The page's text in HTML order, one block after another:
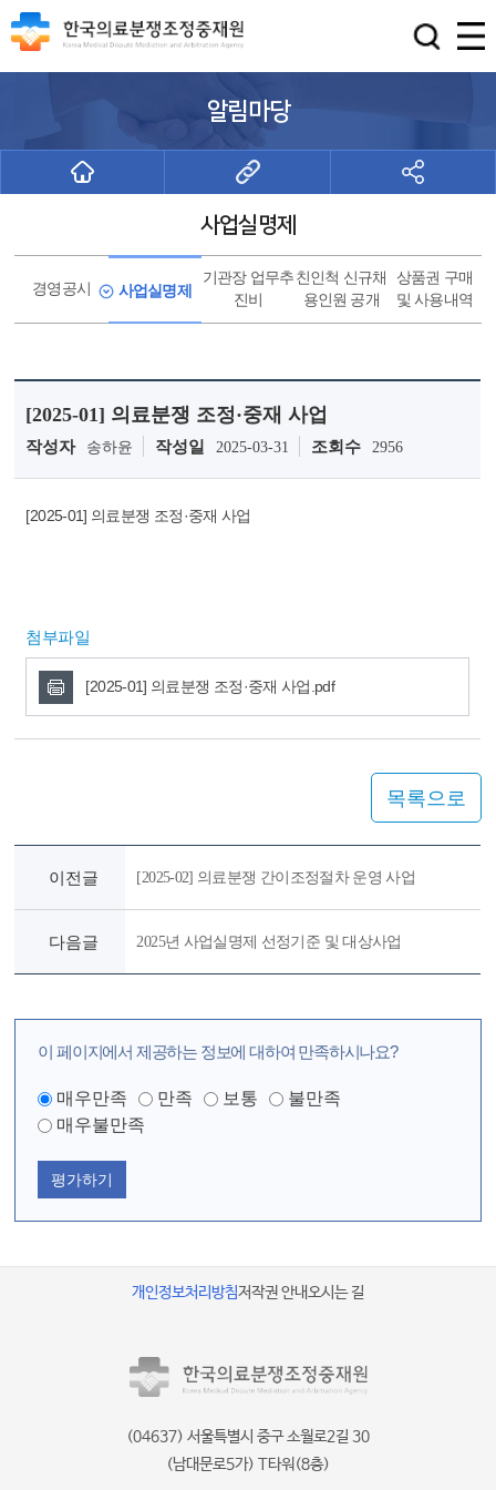
알림마당
사업실명제
경영공시 사업실명제
기관장 업무추
진비
친인척 신규채
용인원 공개
상품권 구매
및 사용내역
[2025-01] 의료분쟁 조정·중재 사업
작성자 송하윤 작성일 2025-03-31 조회수 2956
[2025-01] 의료분쟁 조정·중재 사업
첨부파일
[2025-01] 의료분쟁 조정·중재 사업.pdf
목록으로
이전글 [2025-02] 의료분쟁 간이조정절차 운영 사업
다음글 2025년 사업실명제 선정기준 및 대상사업
이 페이지에서 제공하는 정보에 대하여 만족하시나요?
매우만족 만족 보통
불만족
매우불만족
평가하기
개인정보처리방침저작권 안내오시는 길
(04637) 서울특별시 중구 소월로2길 30
(남대문로5가) T타워(8층)